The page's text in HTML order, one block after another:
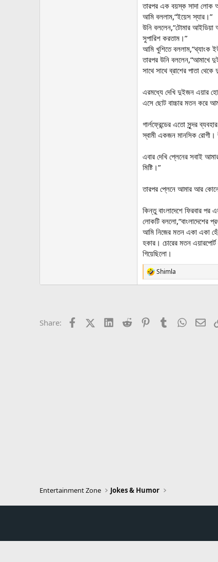
তারপর এক বয়স্ক সাদা লোক
আমি বললাম,“ইয়েস স্যার।”
উনি বললেন,“টোমার আইডিয়া
সুপারিশ করতাম।”
আমি খুশিতে বললাম,“থ্যাংক
তারপর উনি বললেন,“আমাখে
সাথে সাথে ব্রাশের পাতা
এরমধ্যে দেখি দুইজন এয়ার
এসে ছোট বাচ্চার মতন করে
গার্লফ্রেন্ডের এতো সুন্দর
স্বামী একজন মানসিক রোগী।
এবার দেখি প্লেনের সবাই
মিষ্টি।”
তারপর প্লেনে আমার আর
কিন্তু বাংলাদেশে ফিরবার
লোকটি বললো,“বাংলাদেশের
আমি নিজের মতন একা একা
হকার। চোরের মতন এয়ারপোর্ট
গিয়েছিলো।
R
e
i
o
Shimla
Share: FacebookX (Twitter)LinkedIn
Reddit PinterestTumblr
Entertainment Zone Jokes & Humor